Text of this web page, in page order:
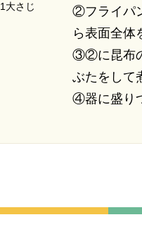
1大さじ
②フライパ
ら表面全体
③②に昆布
ぶたをして
④器に盛り